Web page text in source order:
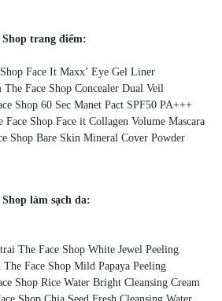
trang điểm:
Face It Maxx’ Eye Gel Liner
Face Shop Concealer Dual Veil
Shop 60 Sec Manet Pact SPF50 PA+++
Face Shop Face it Collagen Volume Mascara
Shop Bare Skin Mineral Cover Powder
làm sạch da:
The Face Shop White Jewel Peeling
Face Shop Mild Papaya Peeling
Shop Rice Water Bright Cleansing Cream